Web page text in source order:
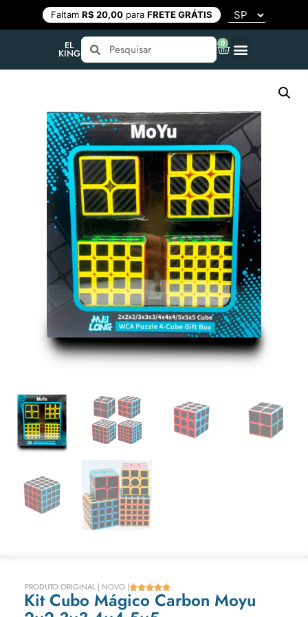
Faltam R$ 20,00para FRETE GRÁTIS
EL
KING
0
PRODUTO ORIGINAL | NOVO |
Kit Cubo Mágico Carbon Moyu